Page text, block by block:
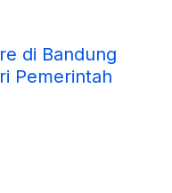
di Bandung
Pemerintah